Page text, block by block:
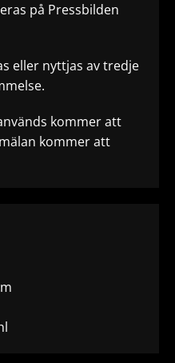
på Pressbilden
eller nyttjas av tredje
kommer att
kommer att